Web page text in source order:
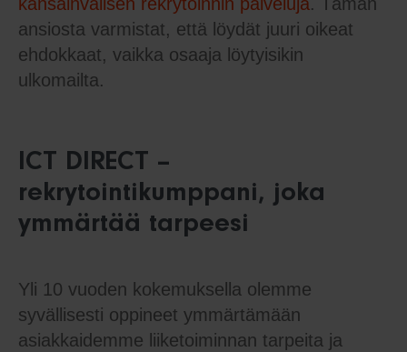
ansiosta varmistat, että löydät juuri oikeat
ehdokkaat, vaikka osaaja löytyisikin
ulkomailta.
ICT DIRECT –
rekrytointikumppani, joka
ymmärtää tarpeesi
Yli 10 vuoden kokemuksella olemme
syvällisesti oppineet ymmärtämään
asiakkaidemme liiketoiminnan tarpeita ja